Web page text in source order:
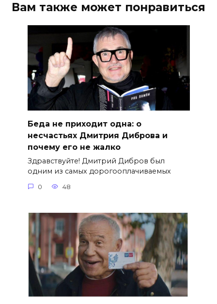
Вам также может понравиться
Беда не приходит одна: о
несчастьях Дмитрия Диброва и
почему его не жалко
Здравствуйте! Дмитрий Дибров был
одним из самых дорогооплачиваемых
0 48